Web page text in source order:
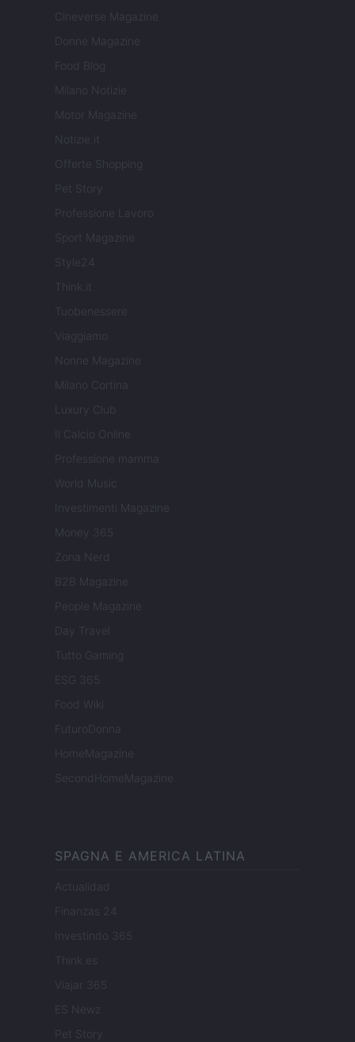
Cineverse Magazine
Donne Magazine
Food Blog
Milano Notizie
Motor Magazine
Notizie.it
Offerte Shopping
Pet Story
Professione Lavoro
Sport Magazine
Style24
Think.it
Tuobenessere
Viaggiamo
Nonne Magazine
Milano Cortina
Luxury Club
Il Calcio Online
Professione mamma
World Music
Investimenti Magazine
Money 365
Zona Nerd
B2B Magazine
People Magazine
Day Travel
Tutto Gaming
ESG 365
Food Wiki
FuturoDonna
HomeMagazine
SecondHomeMagazine
SPAGNA E AMERICA LATINA
Actualidad
Finanzas 24
Investindo 365
Think.es
Viajar 365
ES Newz
Pet Story